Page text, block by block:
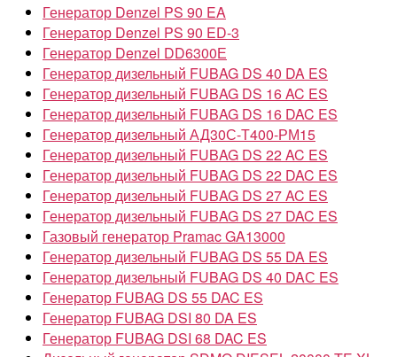
Генератор Denzel PS 90 EA
Генератор Denzel PS 90 ED-3
Генератор Denzel DD6300Е
Генератор дизельный FUBAG DS 40 DA ES
Генератор дизельный FUBAG DS 16 AC ES
Генератор дизельный FUBAG DS 16 DAC ES
Генератор дизельный АД30С-Т400-РМ15
Генератор дизельный FUBAG DS 22 AC ES
Генератор дизельный FUBAG DS 22 DAC ES
Генератор дизельный FUBAG DS 27 AC ES
Генератор дизельный FUBAG DS 27 DAC ES
Газовый генератор Pramac GA13000
Генератор дизельный FUBAG DS 55 DA ES
Генератор дизельный FUBAG DS 40 DAС ES
Генератор FUBAG DS 55 DAC ES
Генератор FUBAG DSI 80 DA ES
Генератор FUBAG DSI 68 DAC ES